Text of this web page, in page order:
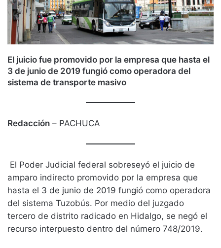
El juicio fue promovido por la empresa que hasta el
3 de junio de 2019 fungió como operadora del
sistema de transporte masivo
Redacción – PACHUCA
El Poder Judicial federal sobreseyó el juicio de
amparo indirecto promovido por la empresa que
hasta el 3 de junio de 2019 fungió como operadora
del sistema Tuzobús. Por medio del juzgado
tercero de distrito radicado en Hidalgo, se negó el
recurso interpuesto dentro del número 748/2019.